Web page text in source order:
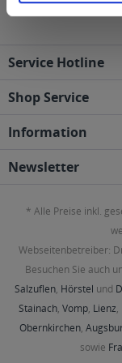
Service Hotline
Shop Service
Information
Newsletter
* Alle Preise inkl.
Webseitenbetreiber:
Besuchen Sie auch
Salzuflen, Hörstel und
Stainach, Vomp, Lienz,
Obernkirchen,
sowie